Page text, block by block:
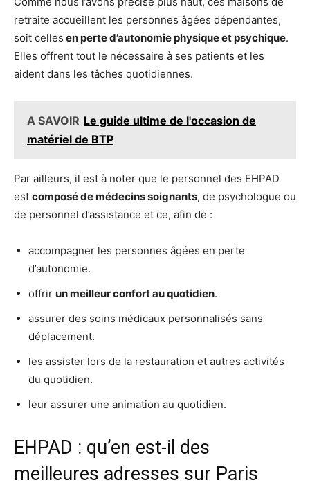
retraite accueillent les personnes âgées dépendantes,
soit celles en perte d’autonomie physique et psychique.
Elles offrent tout le nécessaire à ses patients et les
aident dans les tâches quotidiennes.
A SAVOIR Le guide ultime de l'occasion de
matériel de BTP
Par ailleurs, il est à noter que le personnel des EHPAD
est composé de médecins soignants, de psychologue ou
de personnel d’assistance et ce, afin de :
accompagner les personnes âgées en perte
d’autonomie.
offrir un meilleur confort au quotidien.
assurer des soins médicaux personnalisés sans
déplacement.
les assister lors de la restauration et autres activités
du quotidien.
leur assurer une animation au quotidien.
EHPAD : qu’en est-il des
meilleures adresses sur Paris